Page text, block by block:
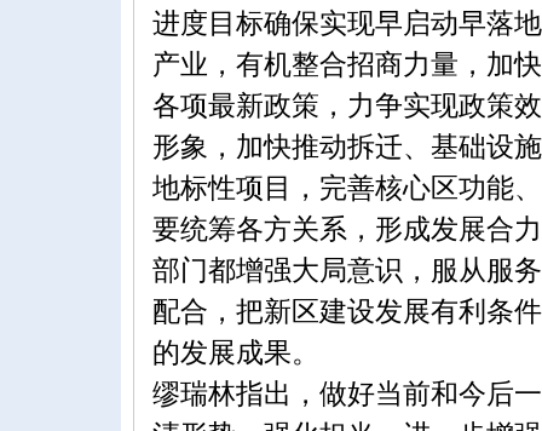
进度目标确保实现早启动早落
产业，有机整合招商力量，加
各项最新政策，力争实现政策
形象，加快推动拆迁、基础设
地标性项目，完善核心区功能
要统筹各方关系，形成发展合
部门都增强大局意识，服从服
配合，把新区建设发展有利条
的发展成果。
缪瑞林指出，做好当前和今后